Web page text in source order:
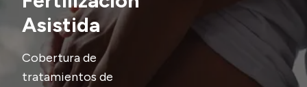
Presentación CV
Transparencia
Asistida
Cobertura de
tratamientos de